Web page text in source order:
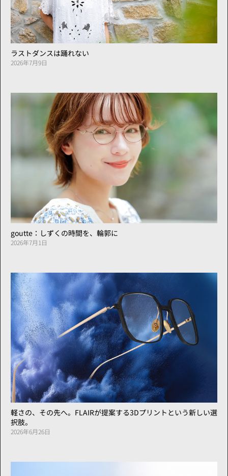
ラストダンスは踊れない
2026年7月9日
goutte：しずくの時間を、輪郭に
2026年7月1日
軽さの、その先へ。FLAIRが提案する3Dプリントという新しい選
択肢。
2026年6月26日